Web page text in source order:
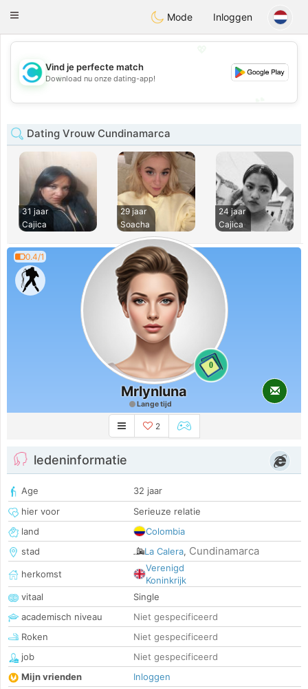
olombiaCitas
Toggle
Mode Inloggen
💖
💕
Vind je perfecte match
Download nu onze dating-app!
Dating Vrouw Cundinamarca
31 jaar
Cajica
29 jaar
Soacha
24 jaar
Cajica
0.4/1
0
Mrlynluna
Lange tijd
2
ledeninformatie
Age
32 jaar
hier voor
Serieuze relatie
land
Colombia
stad
La Calera, Cundinamarca
herkomst
Verenigd
Koninkrijk
vitaal
Single
academisch niveau
Niet gespecificeerd
Roken
Niet gespecificeerd
job
Niet gespecificeerd
Mijn vrienden
Inloggen